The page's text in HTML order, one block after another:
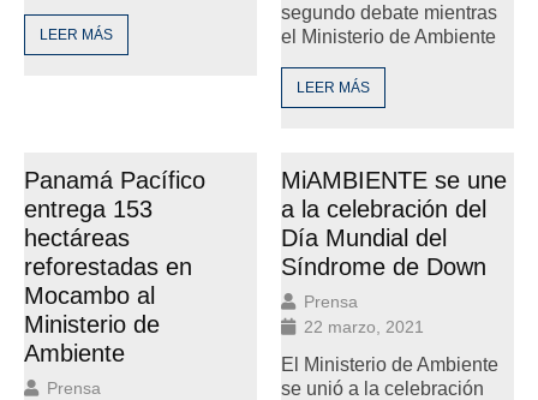
LEER MÁS
segundo debate mientras
el Ministerio de Ambiente
LEER MÁS
Panamá Pacífico
entrega 153
hectáreas
reforestadas en
Mocambo al
Ministerio de
Ambiente
Prensa
MiAMBIENTE se une
a la celebración del
Día Mundial del
Síndrome de Down
Prensa
22 marzo, 2021
El Ministerio de Ambiente
se unió a la celebración